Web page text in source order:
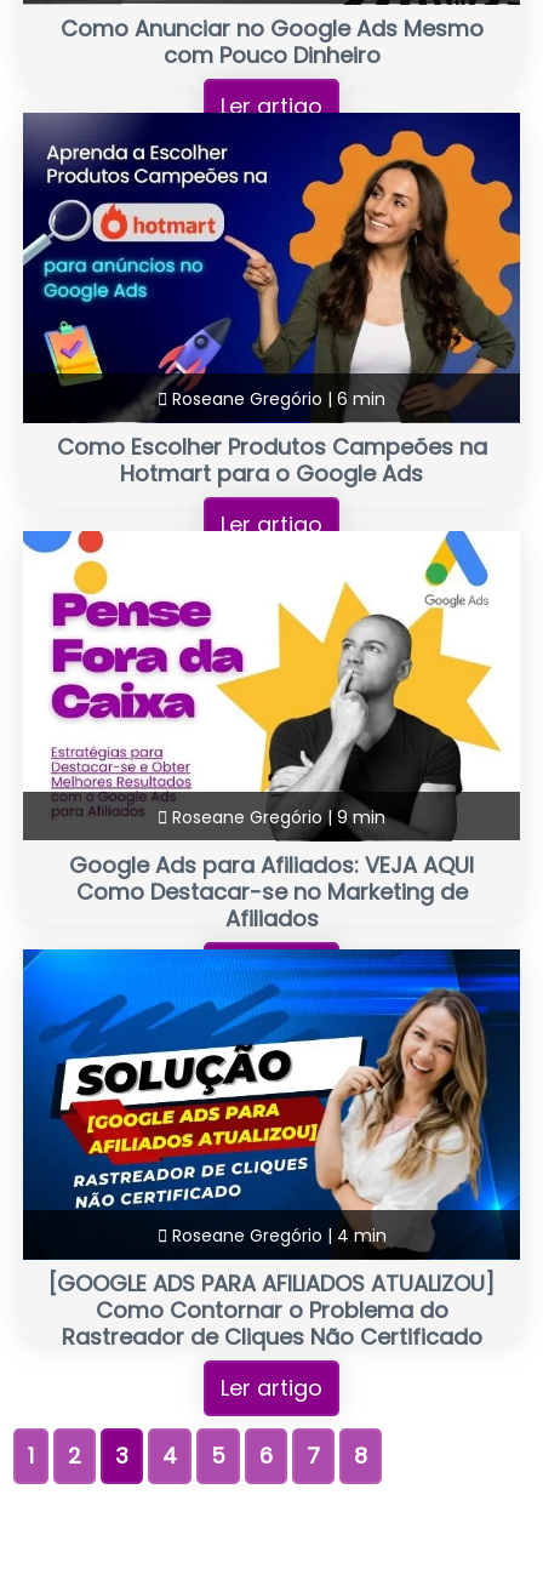
Como Anunciar no Google Ads Mesmo
com Pouco Dinheiro
Ler artigo
Roseane Gregório | 6 min
Como Escolher Produtos Campeões na
Hotmart para o Google Ads
Ler artigo
Roseane Gregório |9 min
Google Ads para Afiliados: VEJA AQUI
Como Destacar-se no Marketing de
Afiliados
Ler artigo
Roseane Gregório | 4 min
[GOOGLE ADS PARA AFILIADOS ATUALIZOU]
Como Contornar o Problema do
Rastreador de Cliques Não Certificado
Ler artigo
1 2 3 4 5 6 7 8